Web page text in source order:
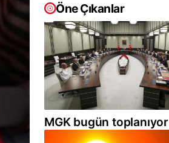
Öne Çıkanlar
MGK bugün toplanıyor